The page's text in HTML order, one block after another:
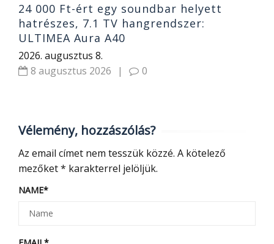
24 000 Ft-ért egy soundbar helyett
hatrészes, 7.1 TV hangrendszer:
ULTIMEA Aura A40
2026. augusztus 8.
8 augusztus 2026
| 0
Vélemény, hozzászólás?
Az email címet nem tesszük közzé. A kötelező
mezőket* karakterrel jelöljük.
NAME*